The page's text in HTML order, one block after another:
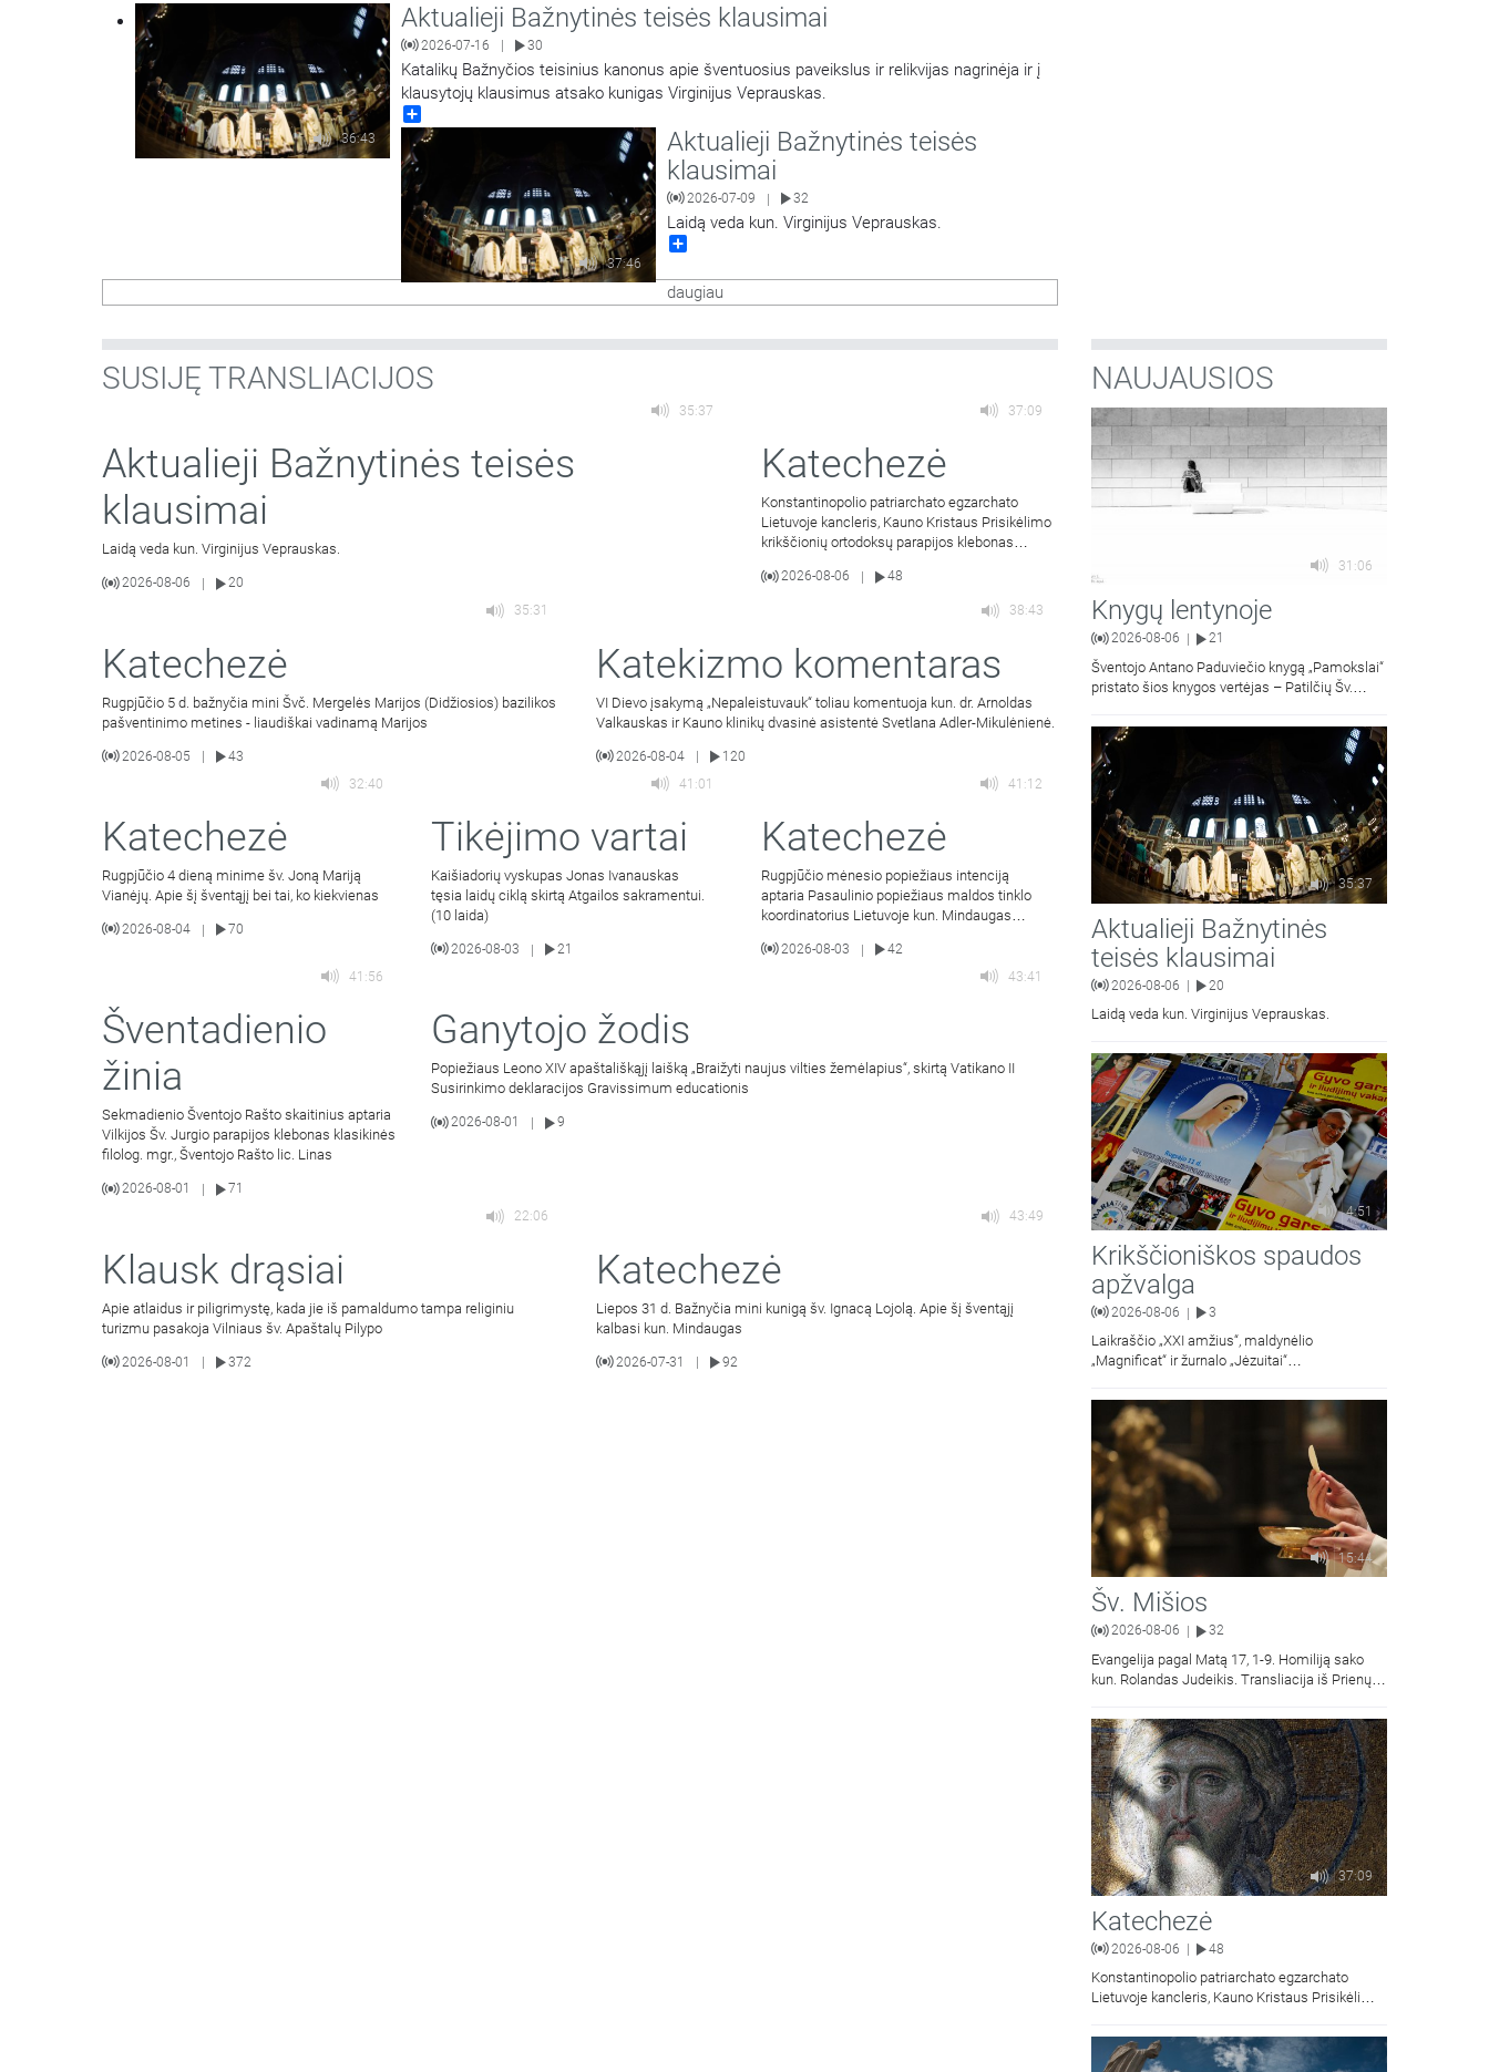
36:43
Aktualieji Bažnytinės teisės klausimai
2026-07-16 30
Katalikų Bažnyčios teisinius kanonus apie šventuosius paveikslus ir relikvijas nagrinėja ir į
klausytojų klausimus atsako kunigas Virginijus Veprauskas.
37:46
Aktualieji Bažnytinės teisės
klausimai
2026-07-09 | 32
Laidą veda kun. Virginijus Veprauskas.
daugiau
SUSIJĘ TRANSLIACIJOS
35:37
Aktualieji Bažnytinės teisės
klausimai
Laidą veda kun. Virginijus Veprauskas.
2026-08-06 20
37:09
Katechezė
Konstantinopolio patriarchato egzarchato
Lietuvoje kancleris, Kauno Kristaus Prisikėlimo
krikščionių ortodoksų parapijos klebonas
2026-08-06 48
35:31
Katechezė
Rugpjūčio 5 d. bažnyčia mini Švč. Mergelės Marijos (Didžiosios) bazilikos
pašventinimo metines - liaudiškai vadinamą Marijos
2026-08-05 43
38:43
Katekizmo komentaras
VI Dievo įsakymą „Nepaleistuvauk“ toliau komentuoja kun. dr. Arnoldas
Valkauskas ir Kauno klinikų dvasinė asistentė Svetlana Adler-Mikulėnienė.
2026-08-04
120
32:40
Katechezė
Rugpjūčio 4 dieną minime šv. Joną Mariją
Vianėjų. Apie šį šventąjį bei tai, ko kiekvienas
2026-08-04 | 70
41:01
Tikėjimo vartai
Kaišiadorių vyskupas Jonas Ivanauskas
tęsia laidų ciklą skirtą Atgailos sakramentui.
(10 laida)
2026-08-03 | 21
41:12
Katechezė
Rugpjūčio mėnesio popiežiaus intenciją
aptaria Pasaulinio popiežiaus maldos tinklo
koordinatorius Lietuvoje kun. Mindaugas
2026-08-03 |
42
41:56
Šventadienio
žinia
Sekmadienio Šventojo Rašto skaitinius aptaria
Vilkijos Šv. Jurgio parapijos klebonas klasikinės
filolog. mgr., Šventojo Rašto lic. Linas
2026-08-01 71
43:41
Ganytojo žodis
Popiežiaus Leono XIV apaštališkąjį laišką „Braižyti naujus vilties žemėlapius“, skirtą Vatikano II
Susirinkimo deklaracijos Gravissimum educationis
2026-08-01 9
22:06
Klausk drąsiai
Apie atlaidus ir piligrimystę, kada jie iš pamaldumo tampa religiniu
turizmu pasakoja Vilniaus šv. Apaštalų Pilypo
2026-08-01 372
43:49
Katechezė
Liepos 31 d. Bažnyčia mini kunigą šv. Ignacą Lojolą. Apie šį šventąjį
kalbasi kun. Mindaugas
2026-07-31 92
NAUJAUSIOS
31:06
Knygų lentynoje
2026-08-06 21
Šventojo Antano Paduviečio knygą „Pamokslai“
pristato šios knygos vertėjas – Patilčių Šv.
moralinės teologijos dr. Algirdas Petras
35:37
Aktualieji Bažnytinės
teisės klausimai
2026-08-06 20
Laidą veda kun. Virginijus Veprauskas.
4:51
Krikščioniškos spaudos
apžvalga
2026-08-06 | 3
Laikraščio „XXI amžius“, maldynėlio
„Magnificat“ ir žurnalo „Jėzuitai“
15:44
Šv. Mišios
2026-08-06 32
Evangelija pagal Matą 17, 1-9. Homiliją sako
kun. Rolandas Judeikis. Transliacija iš Prienų
37:09
Katechezė
2026-08-06 48
Konstantinopolio patriarchato egzarchato
Lietuvoje kancleris, Kauno Kristaus Prisikėlimo
kunigas Vitalijus Mockus pasakoja apie
Kristaus Atsimainymo šventę.